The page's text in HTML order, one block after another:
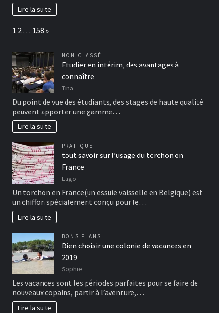
Lire la suite
Page:
1 2 … 158 Next
»
NON CLASSÉ
Etudier en intérim, des avantages à
connaître
Tina
Du point de vue des étudiants, des stages de haute qualité
peuvent apporter une gamme…
Lire la suite
PRATIQUE
tout savoir sur l’usage du torchon en
France
Eago
Un torchon en France(un essuie vaisselle en Belgique) est
un chiffon spécialement conçu pour le…
Lire la suite
BONS PLANS
Bien choisir une colonie de vacances en
2019
Sophie
Les vacances sont les périodes parfaites pour se faire de
nouveaux copains, partir à l’aventure,…
Lire la suite